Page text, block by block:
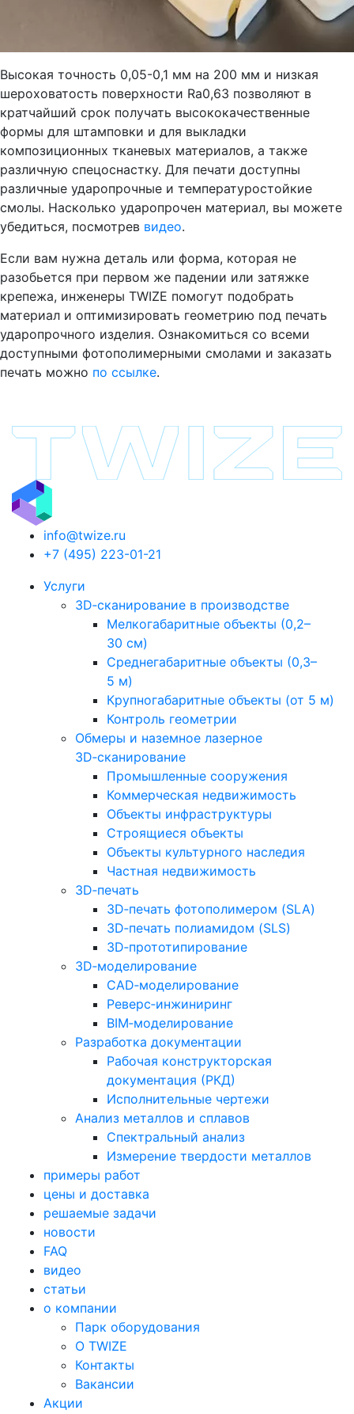
Высокая точность 0,05-0,1 мм на 200 мм и низкая
шероховатость поверхности Ra0,63 позволяют в
кратчайший срок получать высококачественные
формы для штамповки и для выкладки
композиционных тканевых материалов, а также
различную спецоснастку. Для печати доступны
различные ударопрочные и температуростойкие
смолы. Насколько ударопрочен материал, вы можете
убедиться, посмотрев видео.
Если вам нужна деталь или форма, которая не
разобьется при первом же падении или затяжке
крепежа, инженеры TWIZE помогут подобрать
материал и оптимизировать геометрию под печать
ударопрочного изделия. Ознакомиться со всеми
доступными фотополимерными смолами и заказать
печать можно по ссылке.
info@twize.ru
+7 (495) 223-01-21
Услуги
3D‑сканирование в производстве
Мелкогабаритные объекты (0,2–
30 см)
Среднегабаритные объекты (0,3–
5 м)
Крупногабаритные объекты (от 5 м)
Контроль геометрии
Обмеры и наземное лазерное
3D‑сканирование
Промышленные сооружения
Коммерческая недвижимость
Объекты инфраструктуры
Строящиеся объекты
Объекты культурного наследия
Частная недвижимость
3D‑печать
3D‑печать фотополимером (SLA)
3D‑печать полиамидом (SLS)
3D‑прототипирование
3D‑моделирование
CAD‑моделирование
Реверс‑инжиниринг
BIM‑моделирование
Разработка документации
Рабочая конструкторская
документация (РКД)
Исполнительные чертежи
Анализ металлов и сплавов
Спектральный анализ
Измерение твердости металлов
примеры работ
цены и доставка
решаемые задачи
новости
FAQ
видео
статьи
о компании
Парк оборудования
О TWIZE
Контакты
Вакансии
Акции